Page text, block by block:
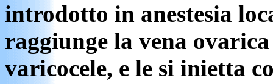
introdotto in anestesia
raggiunge la vena
varicocele, e le si inietta